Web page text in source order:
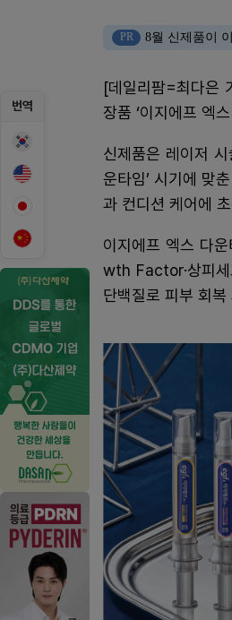
번역
PR 8월 신제품이
[데일리팜=최다은
장품 ‘이지에프 엑
신제품은 레이저
운타임’ 시기에 맞
과 컨디션 케어에
이지에프 엑스 다
wth Factor·상피세
단백질로 피부 회